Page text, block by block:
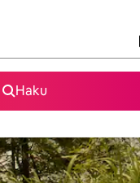
Haku